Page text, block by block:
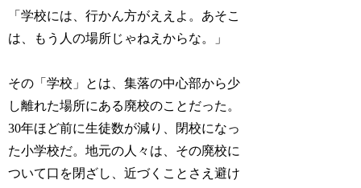
「学校には、行かん方がええよ。あそこ
は、もう人の場所じゃねえからな。」
その「学校」とは、集落の中心部から少
し離れた場所にある廃校のことだった。
30年ほど前に生徒数が減り、閉校になっ
た小学校だ。地元の人々は、その廃校に
ついて口を閉ざし、近づくことさえ避け